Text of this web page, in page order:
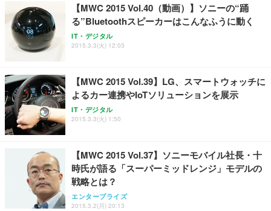
【MWC 2015 Vol.40（動画）】ソニーの“踊
る”Bluetoothスピーカーはこんなふうに動く
IT・デジタル
2015.3.3(火) 12:03
【MWC 2015 Vol.39】LG、スマートウォッチに
よるカー連携やIoTソリューションを展示
IT・デジタル
2015.3.3(火) 1:50
【MWC 2015 Vol.37】ソニーモバイル社長・十
時氏が語る「スーパーミッドレンジ」モデルの
戦略とは？
エンタープライズ
2015.3.2(月) 20:13